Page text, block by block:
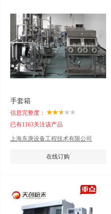
手套箱
信息完整度：
已有1163关注该产品
上海东庚设备工程技术有限公司
在线订购